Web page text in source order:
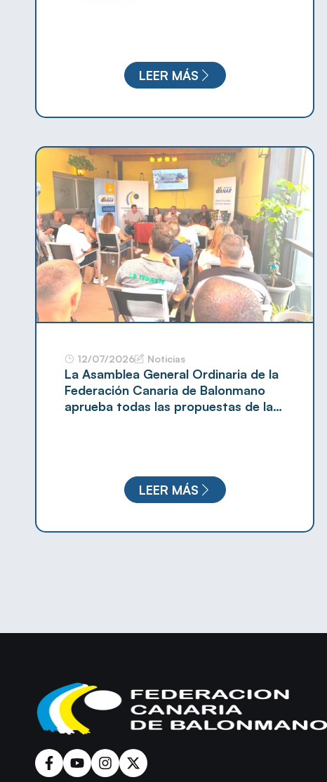
LEER MÁS
12/07/2026 Noticias
La Asamblea General Ordinaria de la
Federación Canaria de Balonmano
aprueba todas las propuestas de la
LEER MÁS